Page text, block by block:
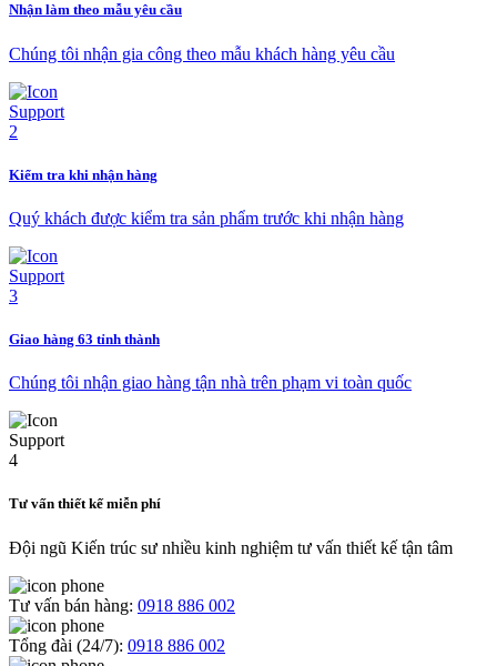
Nhận làm theo mẫu yêu cầu
Chúng tôi nhận gia công theo mẫu khách hàng yêu cầu
Kiểm tra khi nhận hàng
Quý khách được kiểm tra sản phẩm trước khi nhận hàng
Giao hàng 63 tỉnh thành
Chúng tôi nhận giao hàng tận nhà trên phạm vi toàn quốc
Tư vấn thiết kế miễn phí
Đội ngũ Kiến trúc sư nhiều kinh nghiệm tư vấn thiết kế tận tâm
Tư vấn bán hàng: 0918 886 002
Tổng đài (24/7): 0918 886 002